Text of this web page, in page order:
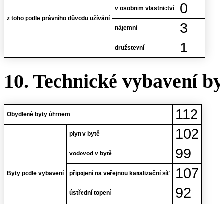
z toho podle právního důvodu užívání
v osobním vlastnictví 0
nájemní 3
družstevní 1
10. Technické vybavení
Obydlené byty úhrnem 112
Byty podle vybavení
plyn v bytě 102
vodovod v bytě 99
připojení na veřejnou kanalizační síť 107
ústřední topení 92